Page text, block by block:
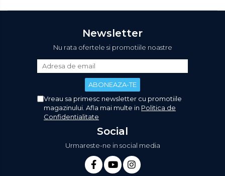
Newsletter
Nu rata ofertele si promotiile noastre
Vreau sa primesc newsletter cu promotiile
magazinului. Afla mai multe in Politica de
Confidentialitate
Social
Urmareste-ne in social media